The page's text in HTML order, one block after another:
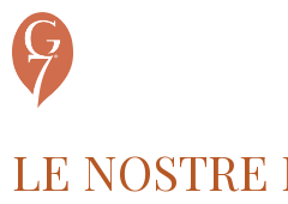
LE NOSTRE